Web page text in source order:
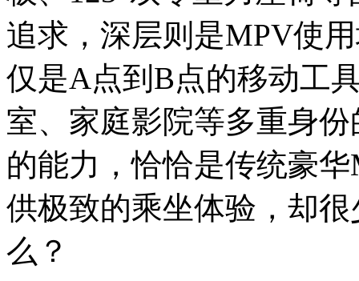
追求，深层则是MPV使
仅是A点到B点的移动工
室、家庭影院等多重身
的能力，恰恰是传统豪
供极致的乘坐体验，却
么？